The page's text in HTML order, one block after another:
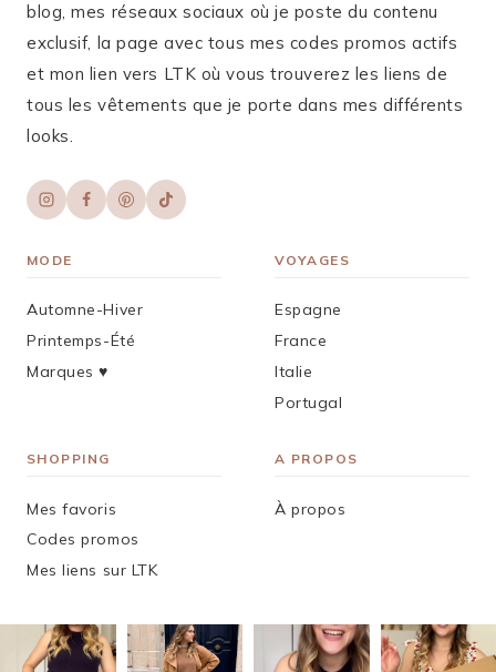
blog, mes réseaux sociaux où je poste du contenu
exclusif, la page avec tous mes codes promos actifs
et mon lien vers LTK où vous trouverez les liens de
tous les vêtements que je porte dans mes différents
looks.
MODE
Automne-Hiver
Printemps-Été
Marques ♥︎
VOYAGES
Espagne
France
Italie
Portugal
SHOPPING
Mes favoris
Codes promos
Mes liens sur LTK
A PROPOS
À propos